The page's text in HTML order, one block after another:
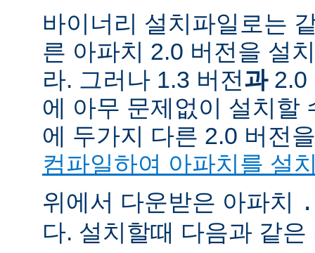
바이너리 설치파일로는
른 아파치 2.0 버전을 설
라. 그러나 1.3 버전과2.0
에 아무 문제없이 설치할
에 두가지 다른 2.0 버전
컴파일하여 아파치를 설
위에서 다운받은 아파치
다. 설치할때 다음과 같